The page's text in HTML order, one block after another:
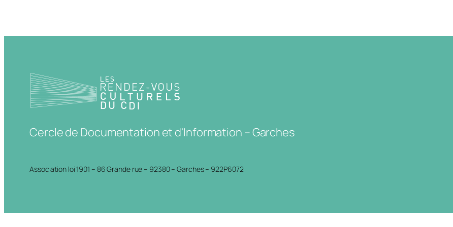
Cercle de Documentation et d'Information – Garches
Association loi 1901 – 86 Grande rue – 92380 – Garches – 922P6072